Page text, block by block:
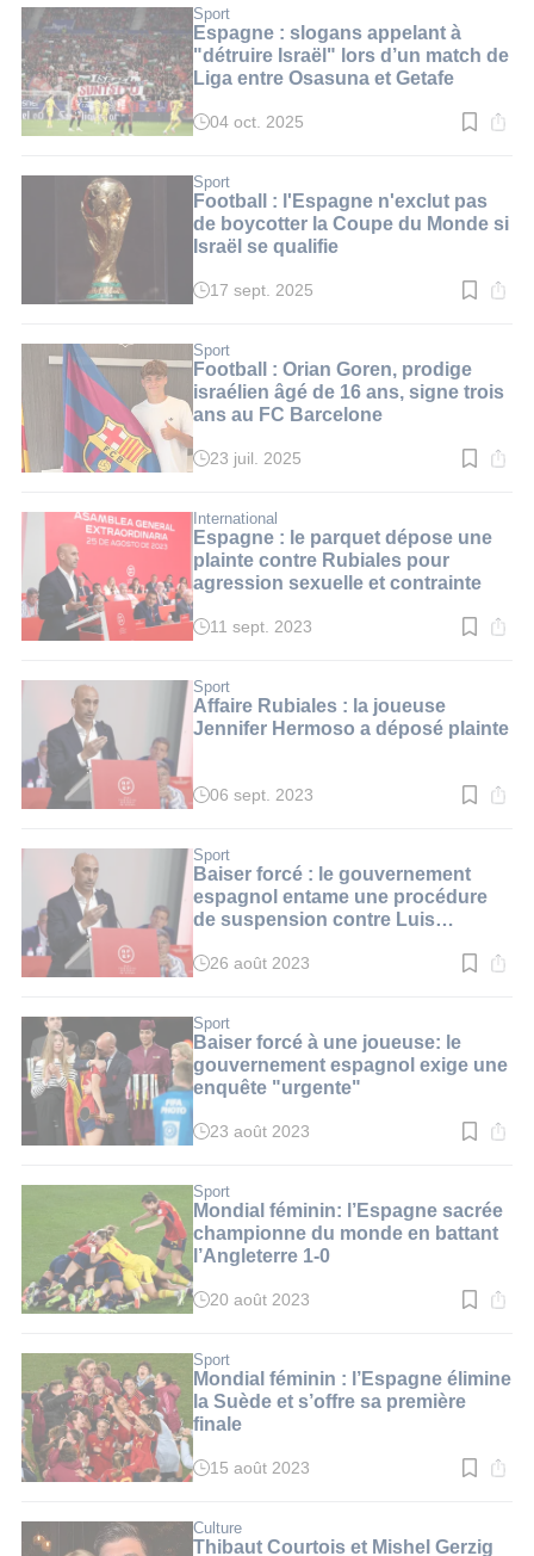
:
4
min.
Sport
Espagne : slogans appelant à
"détruire Israël" lors d’un match de
Liga entre Osasuna et Getafe
Temps
:
2
min.
04 oct. 2025
Sport
Football : l'Espagne n'exclut pas
de boycotter la Coupe du Monde si
Israël se qualifie
Temps
:
2
min.
17 sept. 2025
Sport
Football : Orian Goren, prodige
israélien âgé de 16 ans, signe trois
ans au FC Barcelone
Temps
:
3
min.
23 juil. 2025
International
Espagne : le parquet dépose une
plainte contre Rubiales pour
agression sexuelle et contrainte
Temps
:
4
min.
11 sept. 2023
Sport
Affaire Rubiales : la joueuse
Jennifer Hermoso a déposé plainte
Temps
:
2
min.
06 sept. 2023
Sport
Baiser forcé : le gouvernement
espagnol entame une procédure
de suspension contre Luis
Temps
:
5
min.
26 août 2023
Sport
Baiser forcé à une joueuse: le
gouvernement espagnol exige une
enquête "urgente"
Temps
:
3
min.
23 août 2023
Sport
Mondial féminin: l’Espagne sacrée
championne du monde en battant
l’Angleterre 1-0
Temps
:
3
min.
20 août 2023
Sport
Mondial féminin : l’Espagne élimine
la Suède et s’offre sa première
finale
Temps
:
4
15 août 2023
Culture
Thibaut Courtois et Mishel Gerzig